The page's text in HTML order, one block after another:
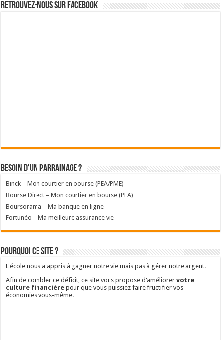
Retrouvez-nous sur Facebook
Besoin d'un parrainage ?
Binck – Mon courtier en bourse (PEA/PME)
Bourse Direct – Mon courtier en bourse (PEA)
Boursorama – Ma banque en ligne
Fortunéo – Ma meilleure assurance vie
Pourquoi ce site ?
L'école nous a appris à gagner notre vie mais pas à gérer notre argent.
Afin de combler ce déficit, ce site vous propose d'améliorervotre
culture financière pour que vous puissiez faire fructifier vos
économies vous-même.